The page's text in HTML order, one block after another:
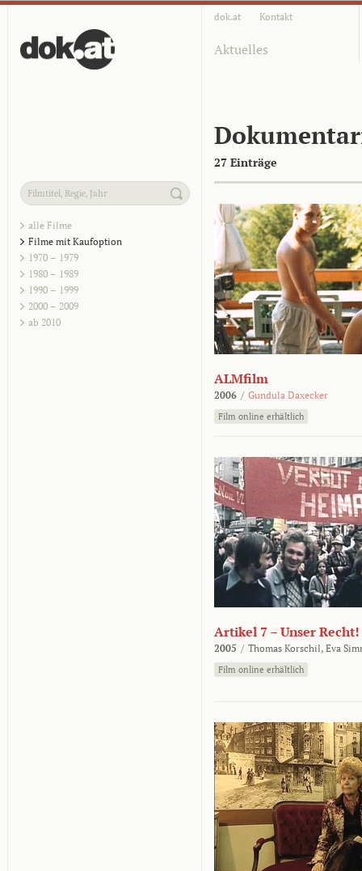
dok.at Kontakt
Aktuelles
27 Einträge
alle Filme
Filme mit Kaufoption
1970 – 1979
1980 – 1989
1990 – 1999
2000 – 2009
ab 2010
ALMfilm
2006 / Gundula Daxecker
Film online erhältlich
Artikel 7 – Unser Recht!
2005 / Thomas Korschil, Eva
Film online erhältlich